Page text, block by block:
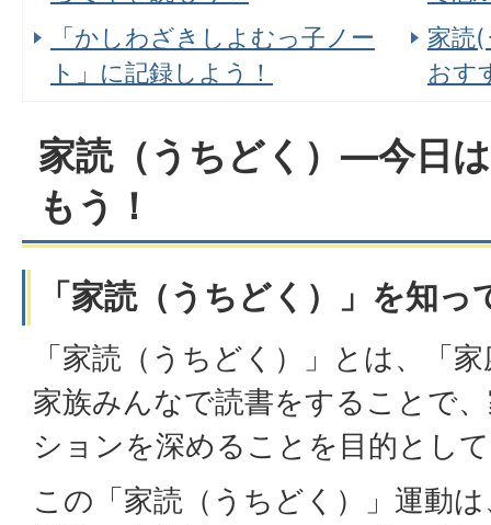
「かしわざきしよむっ子ノー
ト」に記録しよう！
家読
おす
家読（うちどく）―今日
もう！
「家読（うちどく）」を知
「家読（うちどく）」とは、「
家族みんなで読書をすることで
ションを深めることを目的とし
この「家読（うちどく）」運動